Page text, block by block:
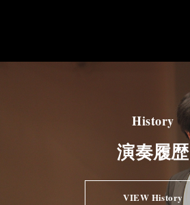
History
演奏履歴
VIEW History